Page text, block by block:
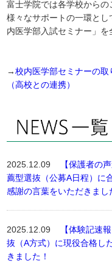
富士学院では各学校から
様々なサポートの一環と
内医学部入試セミナー」を
→校内医学部セミナーの取
（高校との連携）
2025.12.09
【保護者の
薦型選抜（公募A日程）に
感謝の言葉をいただきまし
2025.12.09
【体験記速
抜（A方式）に現役合格し
きました！